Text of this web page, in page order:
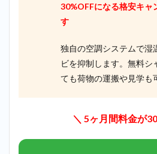
30%OFFになる格安キャ
す
独自の空調システムで湿
ビを抑制します。無料シ
ても荷物の運搬や見学も
＼ 5ヶ月間料金が